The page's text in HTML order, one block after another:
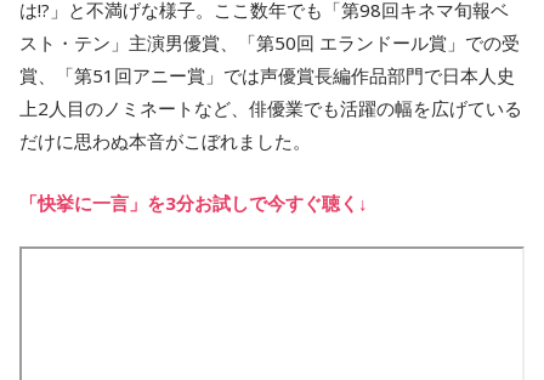
は!?」と不満げな様子。ここ数年でも「第98回キネマ旬報ベ
スト・テン」主演男優賞、「第50回 エランドール賞」での受
賞、「第51回アニー賞」では声優賞長編作品部門で日本人史
上2人目のノミネートなど、俳優業でも活躍の幅を広げている
だけに思わぬ本音がこぼれました。
「快挙に一言」を3分お試しで今すぐ聴く↓